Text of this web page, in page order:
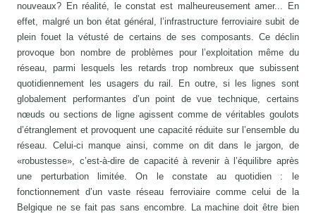
nouveaux? En réalité, le constat est malheureusement amer... En
effet, malgré un bon état général, l’infrastructure ferroviaire subit de
plein fouet la vétusté de certains de ses composants. Ce déclin
provoque bon nombre de problèmes pour l’exploitation même du
réseau, parmi lesquels les retards trop nombreux que subissent
quotidiennement les usagers du rail. En outre, si les lignes sont
globalement performantes d’un point de vue technique, certains
nœuds ou sections de ligne agissent comme de véritables goulots
d’étranglement et provoquent une capacité réduite sur l’ensemble du
réseau. Celui-ci manque ainsi, comme on dit dans le jargon, de
«robustesse», c’est-à-dire de capacité à revenir à l’équilibre après
une perturbation limitée. On le constate au quotidien : le
fonctionnement d’un vaste réseau ferroviaire comme celui de la
Belgique ne se fait pas sans encombre. La machine doit être bien